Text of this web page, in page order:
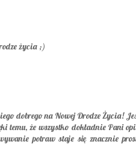
życia ;)
dobrego na Nowej Drodze Życia!
temu, że wszystko dokładnie Pani
potraw staje się znacznie